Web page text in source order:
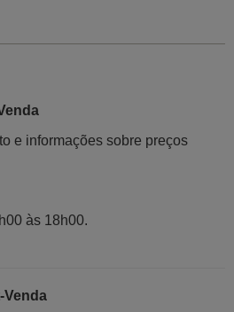
e informações sobre preços
às 18h00.
Venda